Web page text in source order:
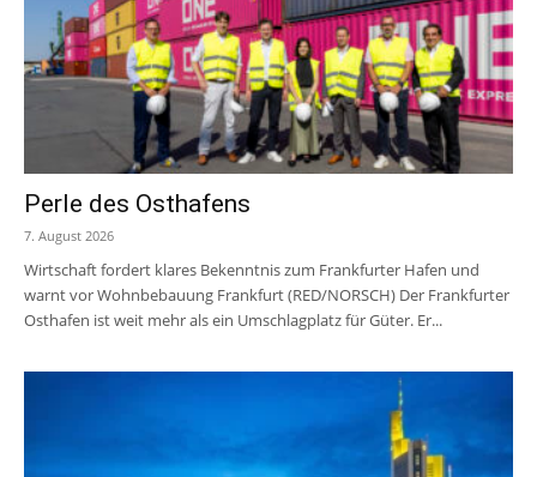
Perle des Osthafens
7. August 2026
Wirtschaft fordert klares Bekenntnis zum Frankfurter Hafen und
warnt vor Wohnbebauung Frankfurt (RED/NORSCH) Der Frankfurter
Osthafen ist weit mehr als ein Umschlagplatz für Güter. Er...